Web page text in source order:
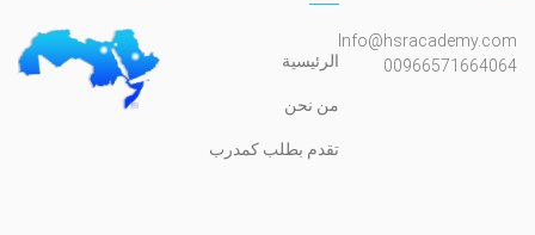
Info@hsracademy.com
00966571664064
الرئيسية
من نحن
تقدم بطلب كمدرب